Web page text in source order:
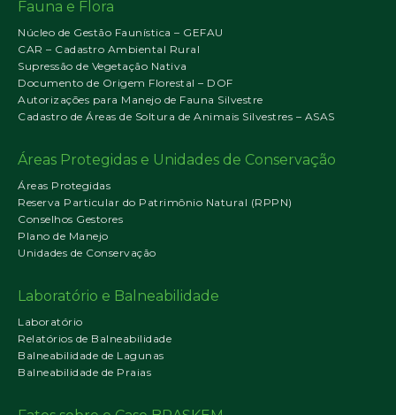
Fauna e Flora
Núcleo de Gestão Faunística – GEFAU
CAR – Cadastro Ambiental Rural
Supressão de Vegetação Nativa
Documento de Origem Florestal – DOF
Autorizações para Manejo de Fauna Silvestre
Cadastro de Áreas de Soltura de Animais Silvestres – ASAS
Áreas Protegidas e Unidades de Conservação
Áreas Protegidas
Reserva Particular do Patrimônio Natural (RPPN)
Conselhos Gestores
Plano de Manejo
Unidades de Conservação
Laboratório e Balneabilidade
Laboratório
Relatórios de Balneabilidade
Balneabilidade de Lagunas
Balneabilidade de Praias